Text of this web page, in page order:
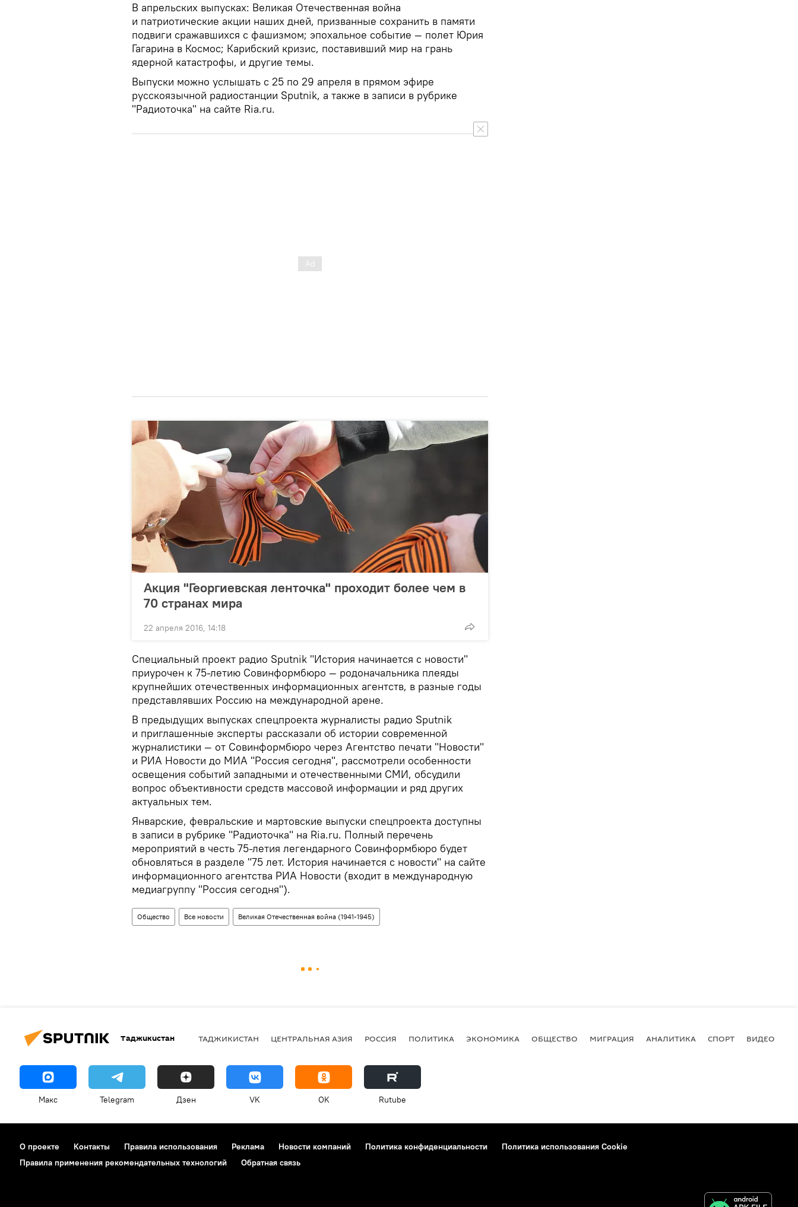
В апрельских выпусках: Великая Отечественная война
и патриотические акции наших дней, призванные сохранить в памяти
подвиги сражавшихся с фашизмом; эпохальное событие — полет Юрия
Гагарина в Космос; Карибский кризис, поставивший мир на грань
ядерной катастрофы, и другие темы.
Выпуски можно услышать с 25 по 29 апреля в прямом эфире
русскоязычной радиостанции Sputnik, а также в записи в рубрике
"Радиоточка" на сайте Ria.ru.
Акция "Георгиевская ленточка" проходит более чем в
70 странах мира
22 апреля 2016, 14:18
Специальный проект радио Sputnik "История начинается с новости"
приурочен к 75-летию Совинформбюро — родоначальника плеяды
крупнейших отечественных информационных агентств, в разные годы
представлявших Россию на международной арене.
В предыдущих выпусках спецпроекта журналисты радио Sputnik
и приглашенные эксперты рассказали об истории современной
журналистики — от Совинформбюро через Агентство печати "Новости"
и РИА Новости до МИА "Россия сегодня", рассмотрели особенности
освещения событий западными и отечественными СМИ, обсудили
вопрос объективности средств массовой информации и ряд других
актуальных тем.
Январские, февральские и мартовские выпуски спецпроекта доступны
в записи в рубрике "Радиоточка" на Ria.ru. Полный перечень
мероприятий в честь 75-летия легендарного Совинформбюро будет
обновляться в разделе "75 лет. История начинается с новости" на сайте
информационного агентства РИА Новости (входит в международную
медиагруппу "Россия сегодня").
Общество Все новости Великая Отечественная война (1941-1945)
Таджикистан ТАДЖИКИСТАН ЦЕНТРАЛЬНАЯ АЗИЯ РОССИЯ ПОЛИТИКА ЭКОНОМИКА ОБЩЕСТВО МИГРАЦИЯ АНАЛИТИКА СПОРТ ВИДЕО
Макс Telegram Дзен VK OK Rutube
О проекте Контакты Правила использования Реклама Новости компаний Политика конфиденциальности
Политика использования Cookie
Правила применения рекомендательных технологий
Обратная связь